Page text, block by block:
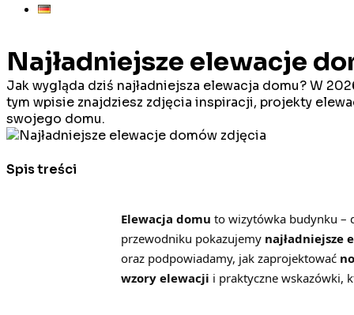
Najładniejsze elewacje
Jak wygląda dziś najładniejsza elewacja domu? W
tym wpisie znajdziesz zdjęcia inspiracji, projekty
swojego domu.
Spis treści
Elewacja domu to wizytówka budynku –
przewodniku pokazujemy najładniejsze
oraz podpowiadamy, jak zaprojektować
wzory elewacji i praktyczne wskazówki,